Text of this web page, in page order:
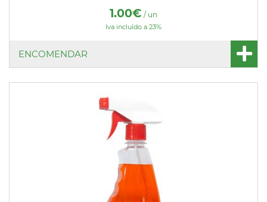
1.00€ / un
Iva incluído a 23%
ENCOMENDAR